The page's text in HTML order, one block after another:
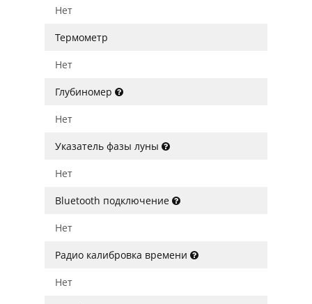
Нет
Термометр
Нет
Глубиномер
Нет
Указатель фазы луны
Нет
Bluetooth подключение
Нет
Радио калибровка времени
Нет